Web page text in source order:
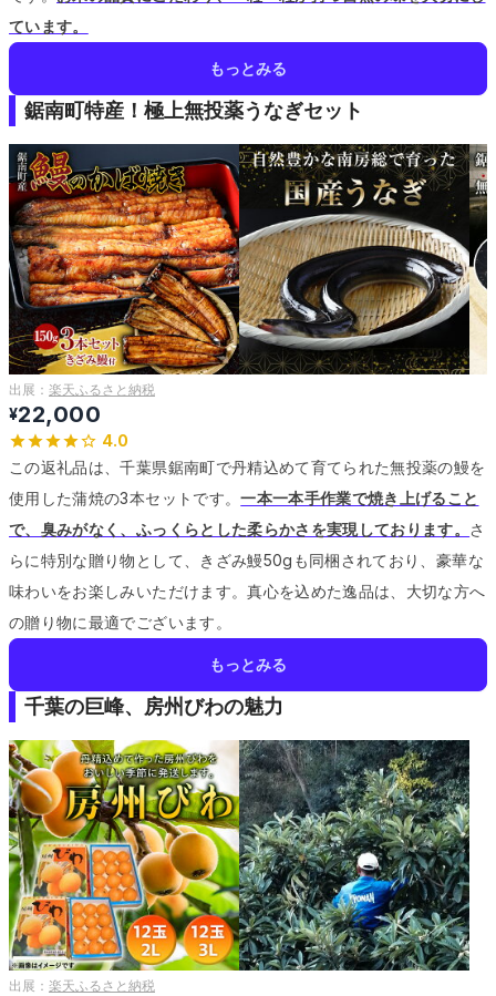
ています。
もっとみる
鋸南町特産！極上無投薬うなぎセット
出展： 楽天ふるさと納税
¥22,000
4.0
この返礼品は、千葉県鋸南町で丹精込めて育てられた無投薬の鰻を
使用した蒲焼の3本セットです。一本一本手作業で焼き上げること
で、臭みがなく、ふっくらとした柔らかさを実現しております。
さ
らに特別な贈り物として、きざみ鰻50gも同梱されており、豪華な
味わいをお楽しみいただけます。真心を込めた逸品は、大切な方へ
の贈り物に最適でございます。
もっとみる
千葉の巨峰、房州びわの魅力
出展： 楽天ふるさと納税